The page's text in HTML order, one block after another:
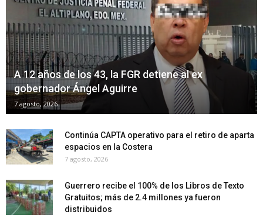
A 12 años de los 43, la FGR detiene al ex
gobernador Ángel Aguirre
7 agosto, 2026
Continúa CAPTA operativo para el retiro de aparta
espacios en la Costera
7 agosto, 2026
Guerrero recibe el 100% de los Libros de Texto
Gratuitos; más de 2.4 millones ya fueron
distribuidos